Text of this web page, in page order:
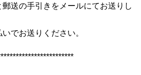
送の手引きをメールにてお送りし
でお送りください。